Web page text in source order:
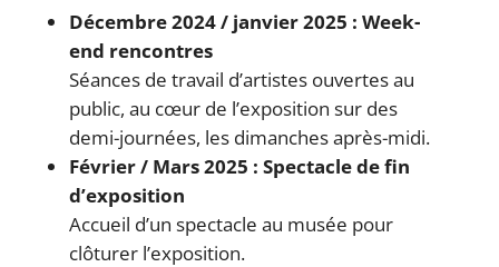
Décembre 2024 / janvier 2025 : Week-
end rencontres
Séances de travail d’artistes ouvertes au
public, au cœur de l’exposition sur des
demi-journées, les dimanches après-midi.
Février / Mars 2025 : Spectacle de fin
d’exposition
Accueil d’un spectacle au musée pour
clôturer l’exposition.